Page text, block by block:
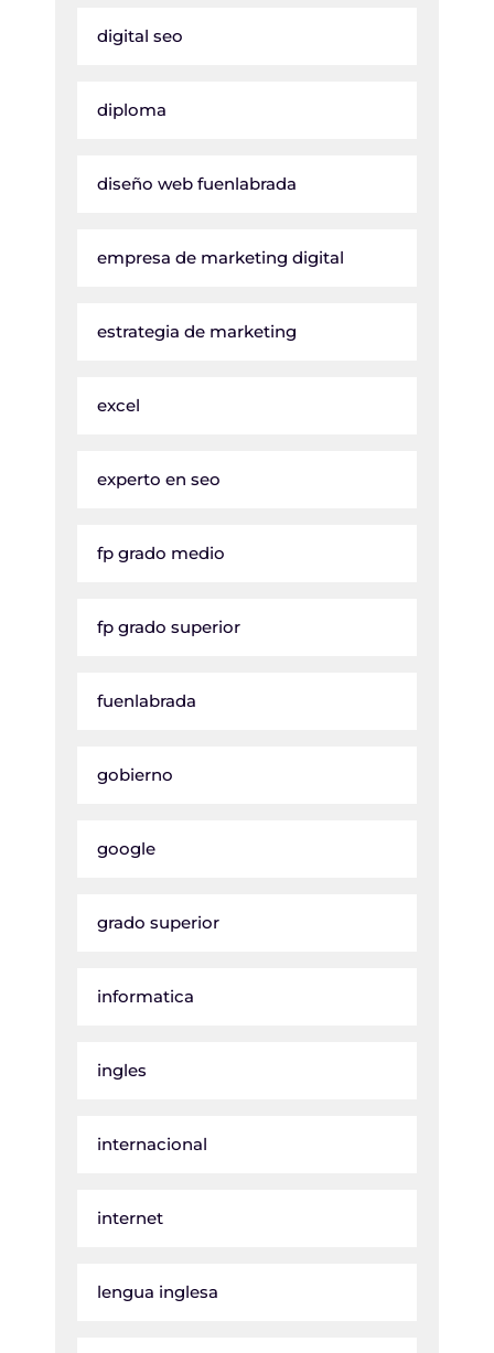
digital seo
diploma
diseño web fuenlabrada
empresa de marketing digital
estrategia de marketing
excel
experto en seo
fp grado medio
fp grado superior
fuenlabrada
gobierno
google
grado superior
informatica
ingles
internacional
internet
lengua inglesa